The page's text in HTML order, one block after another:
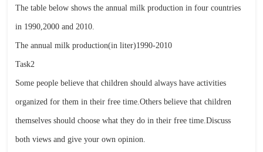
The table below shows the annual milk production in four countries
in 1990,2000 and 2010.
The annual milk production(in liter)1990-2010
Task2
Some people believe that children should always have activities
organized for them in their free time.Others believe that children
themselves should choose what they do in their free time.Discuss
both views and give your own opinion.